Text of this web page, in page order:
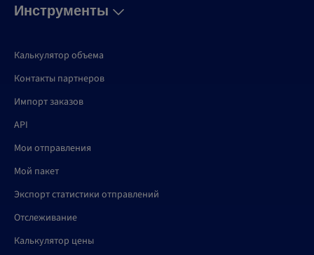
Инструменты
Калькулятор объема
Контакты партнеров
Импорт заказов
API
Мои отправления
Мой пакет
Экспорт статистики отправлений
Отслеживание
Калькулятор цены